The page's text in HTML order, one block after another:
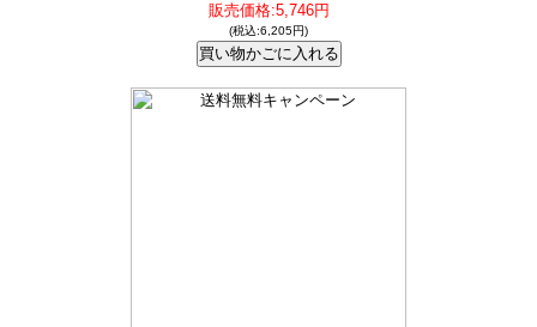
販売価格:5,746円
(税込:6,205円)